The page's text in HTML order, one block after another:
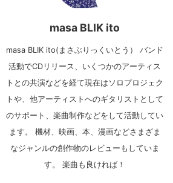
masa BLIK ito
masa BLIK ito(まさぶりっくいとう） バンド
活動でCDリリース、いくつかのアーティス
トとの共演などを経て現在はソロプロジェク
トや、他アーティストへのギタリストとして
のサポート、楽曲制作などをして活動してい
ます。 機材、映画、本、漫画などさまざま
なジャンルの創作物のレビューもしていま
す。 楽曲も良ければ！